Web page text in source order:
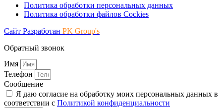
Политика обработки персональных данных
Политика обработки файлов Cockies
Сайт Разработан PK Group's
Обратный звонок
Имя
Телефон
Сообщение
Я даю согласие на обработку моих персональных данных в
соответствии с Политикой конфиденциальности